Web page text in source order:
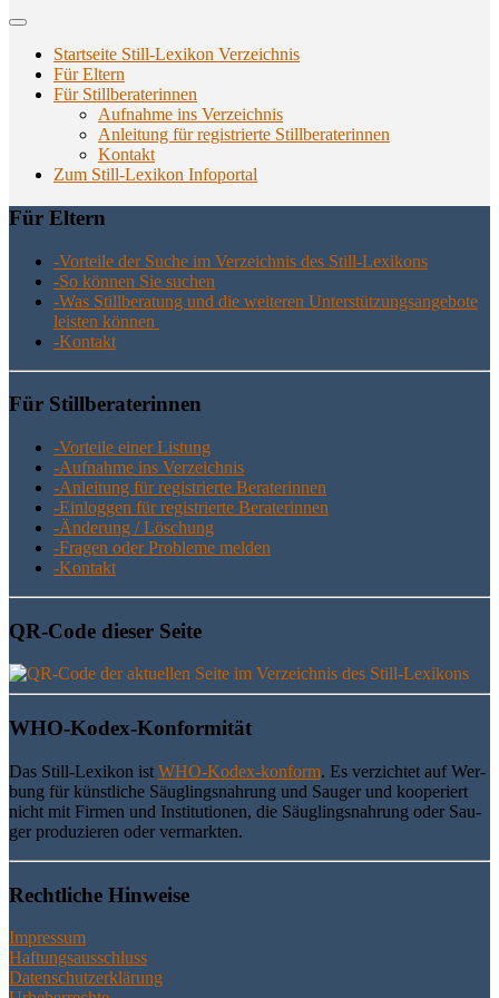
Startseite Still-Lexikon Verzeichnis
Für Eltern
Für Stillberaterinnen
Aufnahme ins Verzeichnis
Anlei­tung für regis­trier­te Stillberaterinnen
Kon­takt
Zum Still-Lexikon Infoportal
Für Eltern
-Vor­tei­le der Suche im Ver­zeich­nis des Still-Lexikons
-So kön­nen Sie suchen
-Was Still­be­ra­tung und die wei­te­ren Unter­stüt­zungs­an­ge­bo­te
leis­ten können
-Kon­takt
Für Still­be­ra­te­rin­nen
-Vor­tei­le einer Listung
-Auf­nah­me ins Verzeichnis
-Anlei­tung für regis­trier­te Beraterinnen
-Ein­log­gen für regis­trier­te Beraterinnen
-Ände­rung / Löschung
-Fra­gen oder Pro­ble­me melden
-Kon­takt
QR-Code die­ser Seite
WHO-Kodex-Kon­for­mi­tät
Das Still-Lexi­kon ist WHO-Kodex-kon­form. Es ver­zich­tet auf Wer­
bung für künst­li­che Säug­lings­nah­rung und Sau­ger und koope­riert
nicht mit Fir­men und Insti­tu­tio­nen, die Säug­lings­nah­rung oder Sau­
ger pro­du­zie­ren oder vermarkten.
Recht­li­che Hinweise
Impressum
Haftungsausschluss
Datenschutzerklärung